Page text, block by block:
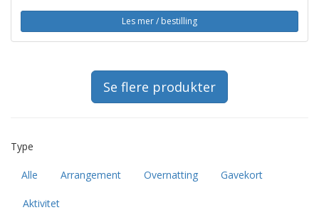
Les mer / bestilling
Se flere produkter
Type
Alle Arrangement Overnatting Gavekort
Aktivitet